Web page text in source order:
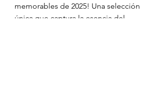
memorables de 2025! Una selección
única que captura la esencia del